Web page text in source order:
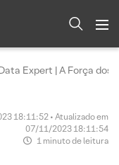
Expert | A Força dos
18:11:52 • Atualizado em
07/11/2023 18:11:54
1 minuto de leitura